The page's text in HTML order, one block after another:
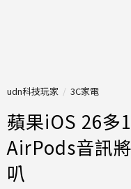
udn科技玩家 3C家電
蘋果iOS 26多
AirPods音訊
叭